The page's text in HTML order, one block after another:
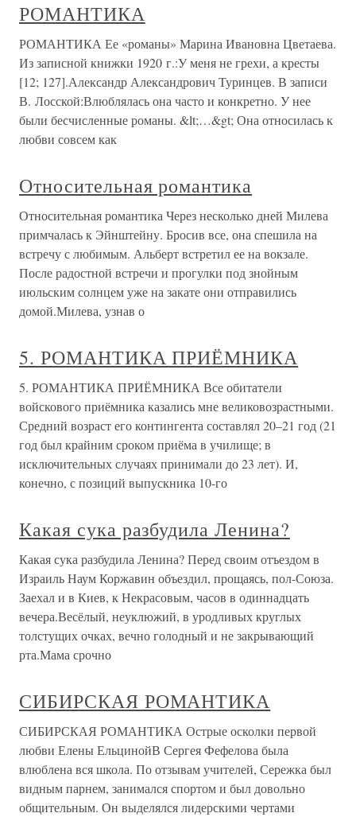
РОМАНТИКА
РОМАНТИКА Ее «романы» Марина Ивановна Цветаева.
Из записной книжки 1920 г.:У меня не грехи, а кресты
[12; 127].Александр Александрович Туринцев. В записи
В. Лосской:Влюблялась она часто и конкретно. У нее
были бесчисленные романы. &lt;…&gt; Она относилась к
любви совсем как
Относительная романтика
Относительная романтика Через несколько дней Милева
примчалась к Эйнштейну. Бросив все, она спешила на
встречу с любимым. Альберт встретил ее на вокзале.
После радостной встречи и прогулки под знойным
июльским солнцем уже на закате они отправились
домой.Милева, узнав о
5. РОМАНТИКА ПРИЁМНИКА
5. РОМАНТИКА ПРИЁМНИКА Все обитатели
войскового приёмника казались мне великовозрастными.
Средний возраст его контингента составлял 20–21 год (21
год был крайним сроком приёма в училище; в
исключительных случаях принимали до 23 лет). И,
конечно, с позиций выпускника 10-го
Какая сука разбудила Ленина?
Какая сука разбудила Ленина? Перед своим отъездом в
Израиль Наум Коржавин объездил, прощаясь, пол-Союза.
Заехал и в Киев, к Некрасовым, часов в одиннадцать
вечера.Весёлый, неуклюжий, в уродливых круглых
толстущих очках, вечно голодный и не закрывающий
рта.Мама срочно
СИБИРСКАЯ РОМАНТИКА
СИБИРСКАЯ РОМАНТИКА Острые осколки первой
любви Елены ЕльцинойВ Сергея Фефелова была
влюблена вся школа. По отзывам учителей, Сережка был
видным парнем, занимался спортом и был довольно
общительным. Он выделялся лидерскими чертами